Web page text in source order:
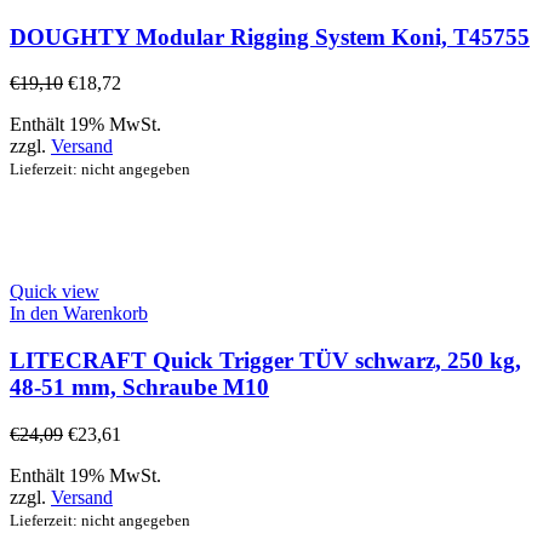
DOUGHTY Modular Rigging System Koni, T45755
€19,10 €18,72
Enthält 19% MwSt.
zzgl. Versand
Lieferzeit: nicht angegeben
Quick view
In den Warenkorb
LITECRAFT Quick Trigger TÜV schwarz, 250 kg,
48-51 mm, Schraube M10
€24,09 €23,61
Enthält 19% MwSt.
zzgl. Versand
Lieferzeit: nicht angegeben